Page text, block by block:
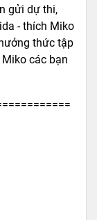
gửi dự thi,
- thích Miko
thức tập
các bạn